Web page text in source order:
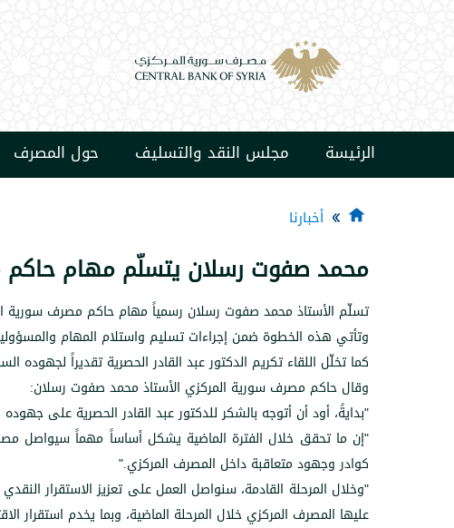
الرئيسة مجلس النقد والتسليف حول المصرف
أخبارنا
محمد صفوت رسلان يتسلّم مهام
تسلّم الأستاذ محمد صفوت رسلان رسمياً مهام حاكم مصرف سورية
وتأتي هذه الخطوة ضمن إجراءات تسليم واستلام المهام
كما تخلّل اللقاء تكريم الدكتور عبد القادر الحصرية تقديراً
وقال حاكم مصرف سورية المركزي الأستاذ محمد صفوت رسلان:
"بدايةً، أود أن أتوجه بالشكر للدكتور عبد القادر الحصرية على
"إن ما تحقق خلال الفترة الماضية يشكل أساساً مهماً سيواصل
كوادر وجهود متعاقبة داخل المصرف المركزي".
"وخلال المرحلة القادمة، سنواصل العمل على تعزيز الاستقرار
عليها المصرف المركزي خلال المرحلة الماضية، وبما يخدم